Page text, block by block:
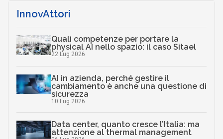
InnovAttori
Quali competenze per portare la
physical AI nello spazio: il caso Sitael
22 Lug 2026
AI in azienda, perché gestire il
cambiamento è anche una questione di
sicurezza
10 Lug 2026
Data center, quanto cresce l’Italia: ma
attenzione al thermal management